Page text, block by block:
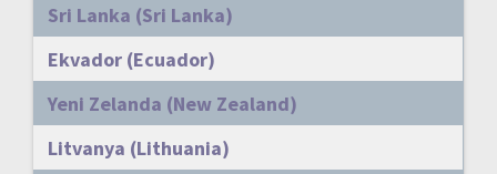
Sri Lanka (Sri Lanka)
Ekvador (Ecuador)
Yeni Zelanda (New Zealand)
Litvanya (Lithuania)